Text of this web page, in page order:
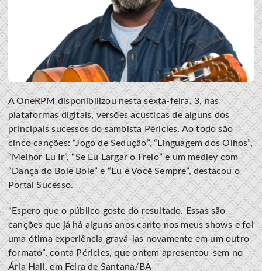
A OneRPM disponibilizou nesta sexta-feira, 3, nas
plataformas digitais, versões acústicas de alguns dos
principais sucessos do sambista Péricles. Ao todo são
cinco canções: “Jogo de Sedução”, “Linguagem dos Olhos”,
“Melhor Eu Ir”, “Se Eu Largar o Freio” e um medley com
“Dança do Bole Bole” e “Eu e Você Sempre”, destacou o
Portal Sucesso.
“Espero que o público goste do resultado. Essas são
canções que já há alguns anos canto nos meus shows e foi
uma ótima experiência gravá-las novamente em um outro
formato”, conta Péricles, que ontem apresentou-sem no
Ária Hall, em Feira de Santana/BA